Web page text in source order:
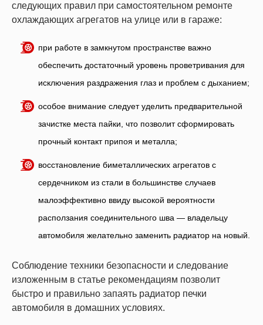
следующих правил при самостоятельном ремонте
охлаждающих агрегатов на улице или в гараже:
при работе в замкнутом пространстве важно
обеспечить достаточный уровень проветривания для
исключения раздражения глаз и проблем с дыханием;
особое внимание следует уделить предварительной
зачистке места пайки, что позволит сформировать
прочный контакт припоя и металла;
восстановление биметаллических агрегатов с
сердечником из стали в большинстве случаев
малоэффективно ввиду высокой вероятности
расползания соединительного шва — владельцу
автомобиля желательно заменить радиатор на новый.
Соблюдение техники безопасности и следование
изложенным в статье рекомендациям позволит
быстро и правильно запаять радиатор печки
автомобиля в домашних условиях.